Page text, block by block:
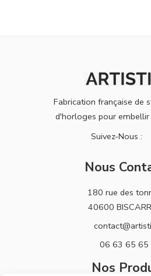
Fabrication française de
d'horloges pour
Nous
180 rue des
40600
06 63 65 65
Nos